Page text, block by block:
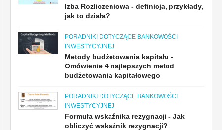
Izba Rozliczeniowa - definicja, przykłady,
jak to działa?
PORADNIKI DOTYCZĄCE BANKOWOŚCI
INWESTYCYJNEJ
Metody budżetowania kapitału -
Omówienie 4 najlepszych metod
budżetowania kapitałowego
PORADNIKI DOTYCZĄCE BANKOWOŚCI
INWESTYCYJNEJ
Formuła wskaźnika rezygnacji - Jak
obliczyć wskaźnik rezygnacji?